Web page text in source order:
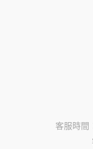
客服時間